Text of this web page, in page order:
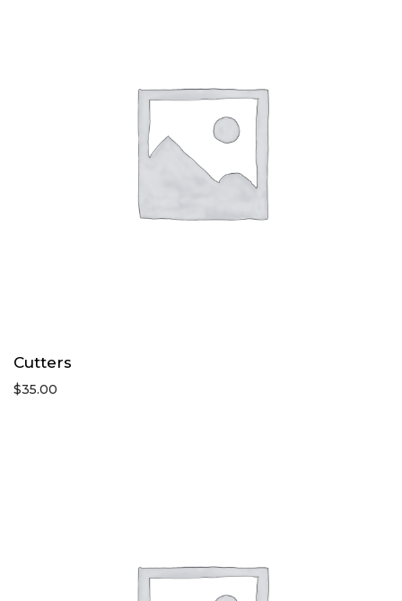
Cutters
$35.00